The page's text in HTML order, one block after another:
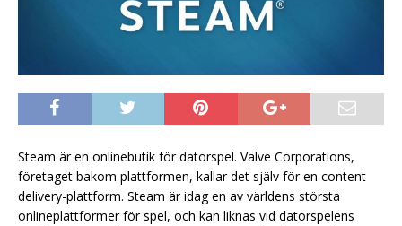
Steam är en onlinebutik för datorspel. Valve Corporations,
företaget bakom plattformen, kallar det själv för en content
delivery-plattform. Steam är idag en av världens största
onlineplattformer för spel, och kan liknas vid datorspelens